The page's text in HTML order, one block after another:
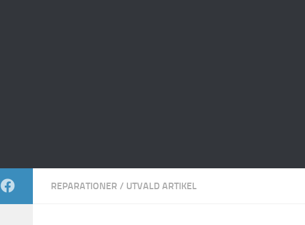
REPARATIONER / UTVALD ARTIKEL